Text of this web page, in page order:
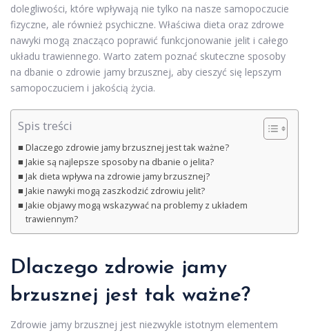
dolegliwości, które wpływają nie tylko na nasze samopoczucie
fizyczne, ale również psychiczne. Właściwa dieta oraz zdrowe
nawyki mogą znacząco poprawić funkcjonowanie jelit i całego
układu trawiennego. Warto zatem poznać skuteczne sposoby
na dbanie o zdrowie jamy brzusznej, aby cieszyć się lepszym
samopoczuciem i jakością życia.
Spis treści
Dlaczego zdrowie jamy brzusznej jest tak ważne?
Jakie są najlepsze sposoby na dbanie o jelita?
Jak dieta wpływa na zdrowie jamy brzusznej?
Jakie nawyki mogą zaszkodzić zdrowiu jelit?
Jakie objawy mogą wskazywać na problemy z układem
trawiennym?
Dlaczego zdrowie jamy
brzusznej jest tak ważne?
Zdrowie jamy brzusznej jest niezwykle istotnym elementem